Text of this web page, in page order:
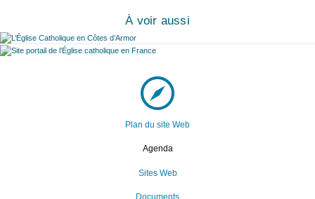
À voir aussi
Plan du site Web
Agenda
Sites Web
Documents